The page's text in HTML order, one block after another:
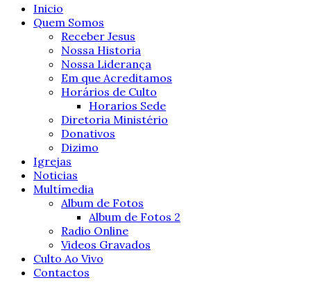
Inicio
Quem Somos
Receber Jesus
Nossa Historia
Nossa Liderança
Em que Acreditamos
Horários de Culto
Horarios Sede
Diretoria Ministério
Donativos
Dizimo
Igrejas
Noticias
Multímedia
Album de Fotos
Album de Fotos 2
Radio Online
Videos Gravados
Culto Ao Vivo
Contactos